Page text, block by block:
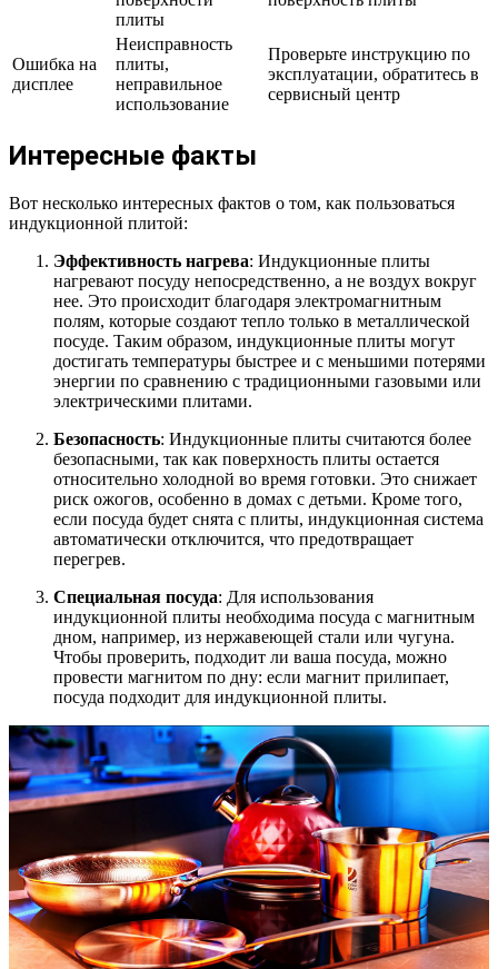
плиты
Ошибка на
дисплее
Неисправность
плиты,
неправильное
использование
Проверьте инструкцию по
эксплуатации, обратитесь в
сервисный центр
Интересные факты
Вот несколько интересных фактов о том, как пользоваться
индукционной плитой:
Эффективность нагрева: Индукционные плиты
нагревают посуду непосредственно, а не воздух вокруг
нее. Это происходит благодаря электромагнитным
полям, которые создают тепло только в металлической
посуде. Таким образом, индукционные плиты могут
достигать температуры быстрее и с меньшими потерями
энергии по сравнению с традиционными газовыми или
электрическими плитами.
Безопасность: Индукционные плиты считаются более
безопасными, так как поверхность плиты остается
относительно холодной во время готовки. Это снижает
риск ожогов, особенно в домах с детьми. Кроме того,
если посуда будет снята с плиты, индукционная система
автоматически отключится, что предотвращает
перегрев.
Специальная посуда: Для использования
индукционной плиты необходима посуда с магнитным
дном, например, из нержавеющей стали или чугуна.
Чтобы проверить, подходит ли ваша посуда, можно
провести магнитом по дну: если магнит прилипает,
посуда подходит для индукционной плиты.